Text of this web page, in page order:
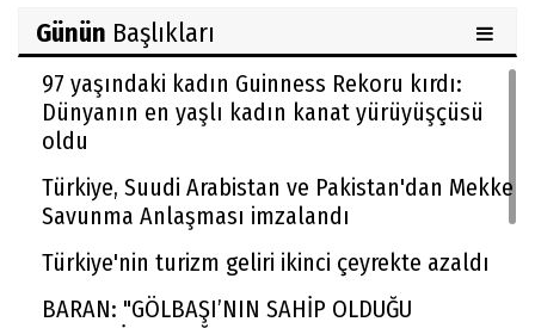
Günün Başlıkları
97 yaşındaki kadın Guinness Rekoru kırdı:
Dünyanın en yaşlı kadın kanat yürüyüşçüsü
oldu
Türkiye, Suudi Arabistan ve Pakistan'dan Mekke
Savunma Anlaşması imzalandı
Türkiye'nin turizm geliri ikinci çeyrekte azaldı
BARAN: "GÖLBAŞI’NIN SAHİP OLDUĞU